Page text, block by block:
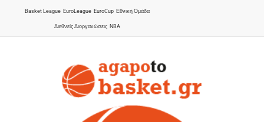
Basket League EuroLeague EuroCup Εθνική Ομάδα
Διεθνείς Διοργανώσεις NBA